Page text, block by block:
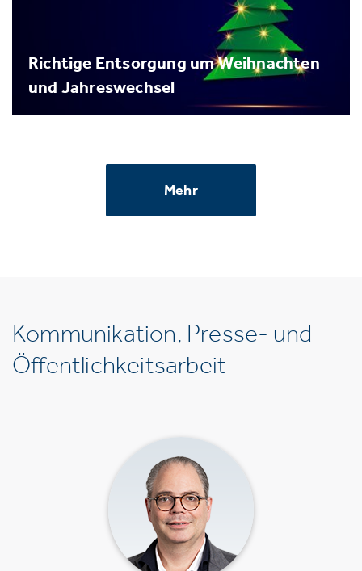
Richtige Entsorgung um Weihnachten
und Jahreswechsel
Mehr
Kommunikation, Presse- und
Öffentlichkeitsarbeit